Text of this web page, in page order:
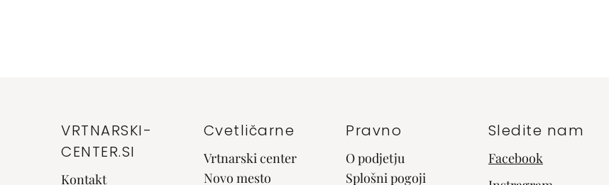
VRTNARSKI-
CENTER.SI
Kontakt
Cvetličarne
Vrtnarski center
Novo mesto
Pravno
O podjetju
Splošni pogoji
Sledite nam
Facebook